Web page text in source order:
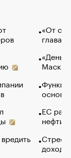
«От
глава
Маск в
основ
ЕС
нефти